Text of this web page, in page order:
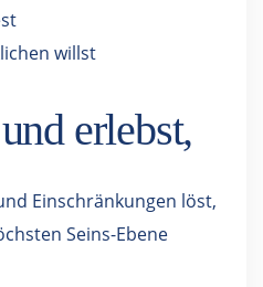
willst
erlebst,
Einschränkungen löst,
Seins-Ebene